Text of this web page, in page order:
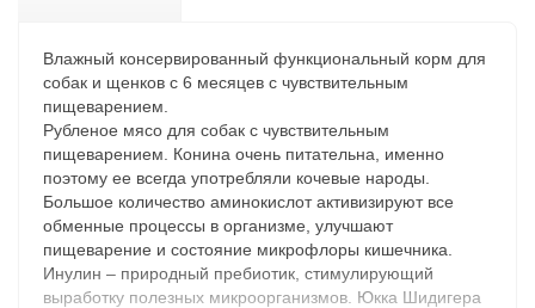
Влажный консервированный функциональный корм для
собак и щенков с 6 месяцев с чувствительным
пищеварением.
Рубленое мясо для собак с чувствительным
пищеварением. Конина очень питательна, именно
поэтому ее всегда употребляли кочевые народы.
Большое количество аминокислот активизируют все
обменные процессы в организме, улучшают
пищеварение и состояние микрофлоры кишечника.
Инулин – природный пребиотик, стимулирующий
выработку полезных микроорганизмов. Юкка Шидигера